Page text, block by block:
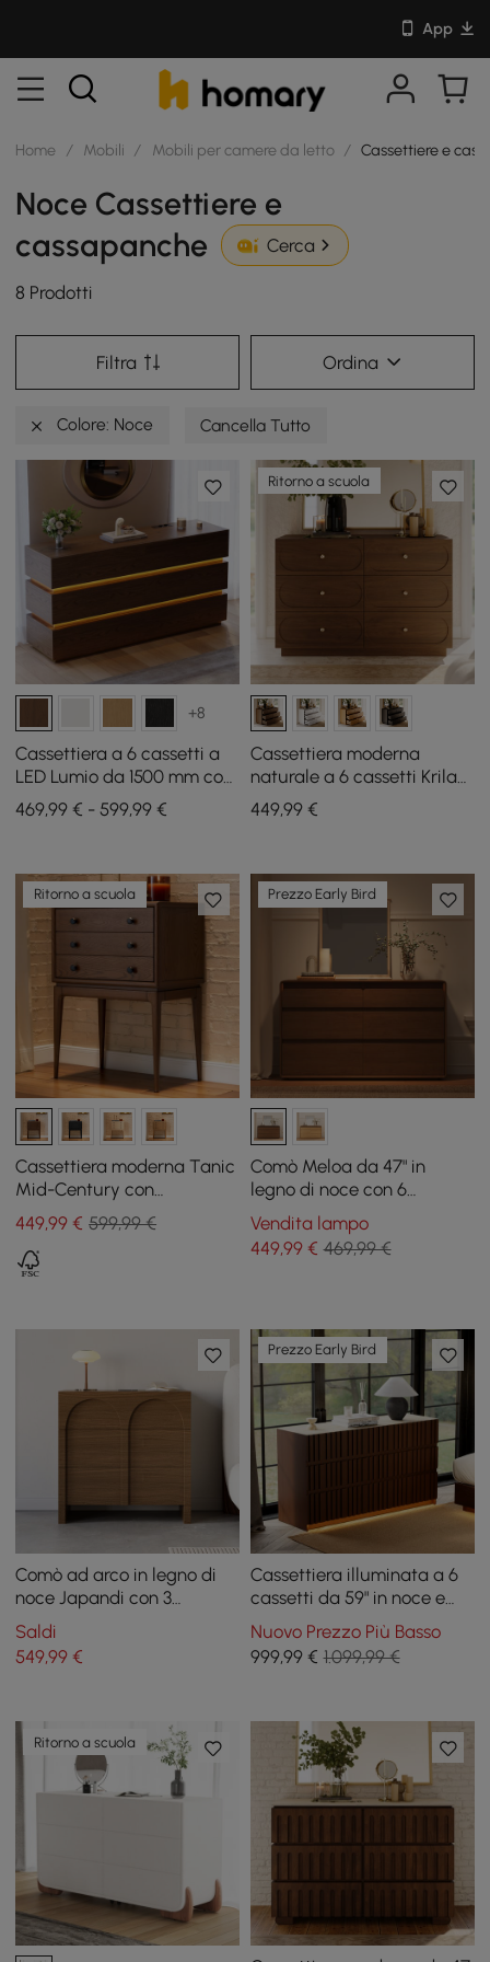
App
Home / Mobili / Mobili per camere da letto / Cassettiere e
Noce Cassettiere e
cassapanche
Cerca
8 Prodotti
Filtra Ordina
Colore: Noce Cancella Tutto
+8
Cassettiera a 6 cassetti a
LED Lumio da 1500 mm con
stazione di ricarica
469,99 € - 599,99 €
Ritorno a scuola
Cassettiera moderna
naturale a 6 cassetti Krila
da 1200 mm con stazione
di ricarica
449,99€
Ritorno a scuola
Cassettiera moderna Tanic
Mid-Century con
contenitore a 3 cassetti in
legno di frassino in noce
449,99 € 599,99 €
Prezzo Early Bird
Comò Meloa da 47" in
legno di noce con 6
cassetti, luce e stazione di
ricarica
Vendita lampo
449,99€ 469,99 €
Comò ad arco in legno di
noce Japandi con 3
cassetti
Saldi
549,99 €
Prezzo Early Bird
Cassettiera illuminata a 6
cassetti da 59" in noce e
pietra sinterizzata
Nuovo Prezzo Più Basso
999,99€ 1.099,99 €
Ritorno a scuola